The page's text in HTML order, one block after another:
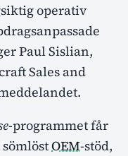
operativ
Paul Sislian,
Sales and
-programmet får
OEM-stöd,